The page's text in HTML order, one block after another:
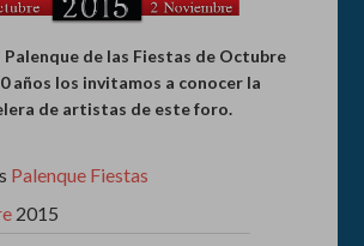
Palenque de las Fiestas de Octubre
años los invitamos a conocer la
de artistas de este foro.
Palenque Fiestas
2015